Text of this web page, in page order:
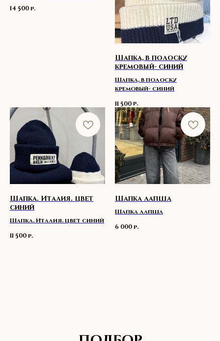
14 500 р.
Шапка, в полоску
кремовый- синий
Шапка, в полоску
кремовый- синий
11 500 р.
Шапка. Италия. цвет
синий
Шапка. Италия. цвет синий
11 500 р.
Шапка лапша
Шапка лапша
6 000 р.
ОБРАЗА С ВЫЕЗДОМ
НА ДОМ
Поможем создать стильный
и гармоничный гардероб,
подобрав идеальные наряды
из нашей коллекции.